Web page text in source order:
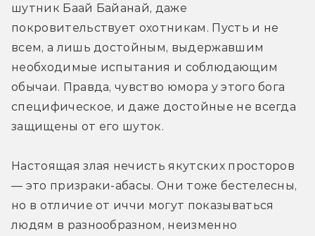
шутник Баай Байанай, даже
покровительствует охотникам. Пусть и не
всем, а лишь достойным, выдержавшим
необходимые испытания и соблюдающим
обычаи. Правда, чувство юмора у этого бога
специфическое, и даже достойные не всегда
защищены от его шуток.
Настоящая злая нечисть якутских просторов
— это призраки-абасы. Они тоже бестелесны,
но в отличие от иччи могут показываться
людям в разнообразном, неизменно